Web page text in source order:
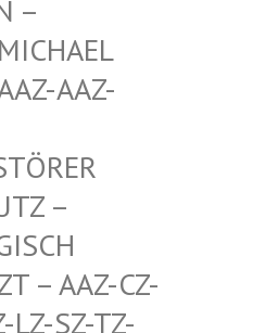
T
G
AAZ-A
Z
– W
GE
AAZ-CZ-DZ
SZ-TZ-VZ